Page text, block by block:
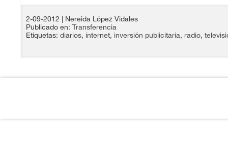
2-09-2012
| Nereida López Vidales
Publicado en: Transferencia
Etiquetas: diarios, internet, inversión publicitaria, radio,